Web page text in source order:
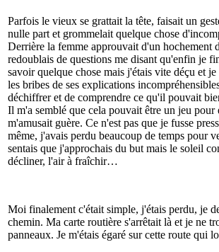
Parfois le vieux se grattait la tête, faisait un
nulle part et grommelait quelque chose
Derrière la femme approuvait d'un hochement
redoublais de questions me disant qu'enfin je
savoir quelque chose mais j'étais vite déçu et je
les bribes de ses explications
déchiffrer et de comprendre ce qu'il pouvait
Il m'a semblé que cela pouvait être un jeu pour
m'amusait guère. Ce n'est pas que je fusse
même, j'avais perdu beaucoup de temps pour
sentais que j'approchais du but mais le soleil
décliner, l'air à fraîchir…
Moi finalement c'était simple, j'étais perdu, je
chemin. Ma carte routière s'arrêtait là et je ne
panneaux. Je m'étais égaré sur cette route qui